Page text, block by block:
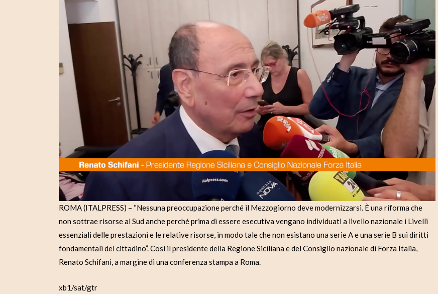
o
ROMA (ITALPRESS) – “Nessuna preoccupazione perché il Mezzogiorno deve modernizzarsi. È una riforma che
non sottrae risorse al Sud anche perché prima di essere esecutiva vengano individuati a livello nazionale i Livelli
essenziali delle prestazioni e le relative risorse, in modo tale che non esistano una serie A e una serie B sui diritti
fondamentali del cittadino”. Così il presidente della Regione Siciliana e del Consiglio nazionale di Forza Italia,
Renato Schifani, a margine di una conferenza stampa a Roma.
xb1/sat/gtr